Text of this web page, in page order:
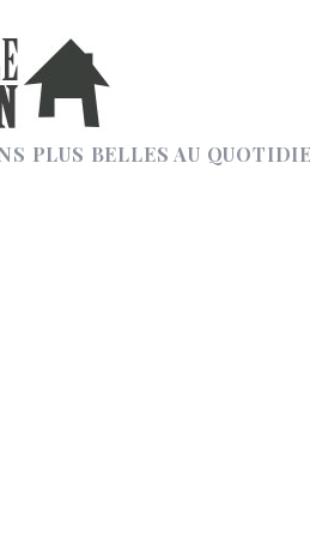
PLUS BELLES AU